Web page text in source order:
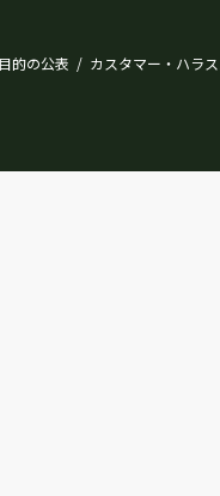
的の公表 / カスタマー・ハラ